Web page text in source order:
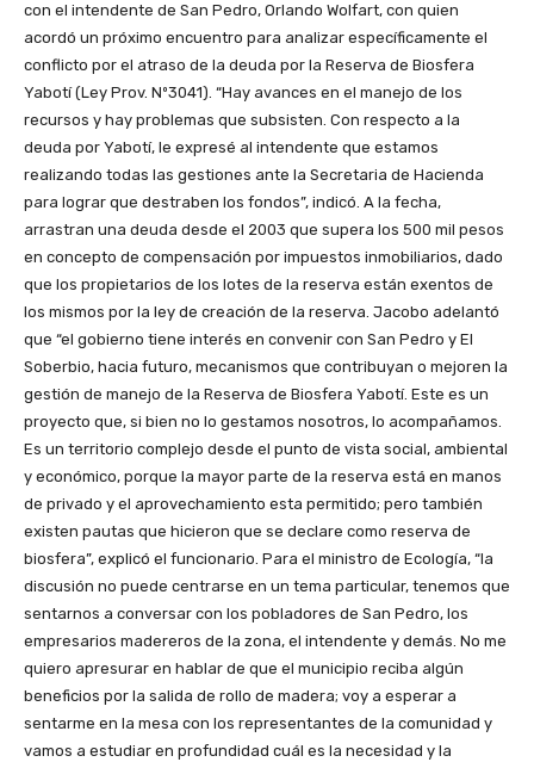
con el intendente de San Pedro, Orlando Wolfart, con quien
acordó un próximo encuentro para analizar específicamente el
conflicto por el atraso de la deuda por la Reserva de Biosfera
Yabotí (Ley Prov. Nº3041). “Hay avances en el manejo de los
recursos y hay problemas que subsisten. Con respecto a la
deuda por Yabotí, le expresé al intendente que estamos
realizando todas las gestiones ante la Secretaria de Hacienda
para lograr que destraben los fondos”, indicó. A la fecha,
arrastran una deuda desde el 2003 que supera los 500 mil pesos
en concepto de compensación por impuestos inmobiliarios, dado
que los propietarios de los lotes de la reserva están exentos de
los mismos por la ley de creación de la reserva. Jacobo adelantó
que “el gobierno tiene interés en convenir con San Pedro y El
Soberbio, hacia futuro, mecanismos que contribuyan o mejoren la
gestión de manejo de la Reserva de Biosfera Yabotí. Este es un
proyecto que, si bien no lo gestamos nosotros, lo acompañamos.
Es un territorio complejo desde el punto de vista social, ambiental
y económico, porque la mayor parte de la reserva está en manos
de privado y el aprovechamiento esta permitido; pero también
existen pautas que hicieron que se declare como reserva de
biosfera”, explicó el funcionario. Para el ministro de Ecología, “la
discusión no puede centrarse en un tema particular, tenemos que
sentarnos a conversar con los pobladores de San Pedro, los
empresarios madereros de la zona, el intendente y demás. No me
quiero apresurar en hablar de que el municipio reciba algún
beneficios por la salida de rollo de madera; voy a esperar a
sentarme en la mesa con los representantes de la comunidad y
vamos a estudiar en profundidad cuál es la necesidad y la